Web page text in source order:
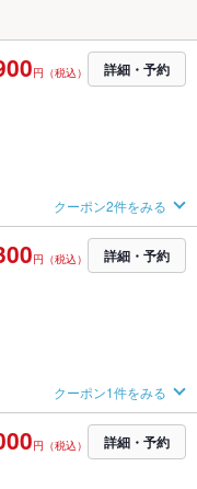
円（税込） 詳細・予約
クーポン2件をみる
円（税込） 詳細・予約
クーポン1件をみる
円（税込） 詳細・予約